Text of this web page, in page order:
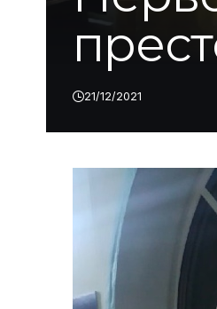
21/12/2021